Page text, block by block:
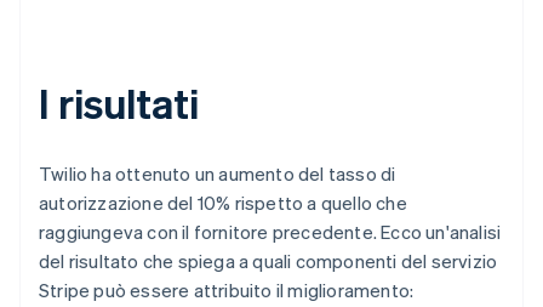
I risultati
Twilio ha ottenuto un aumento del tasso di
autorizzazione del 10% rispetto a quello che
raggiungeva con il fornitore precedente. Ecco un'analisi
del risultato che spiega a quali componenti del servizio
Stripe può essere attribuito il miglioramento: